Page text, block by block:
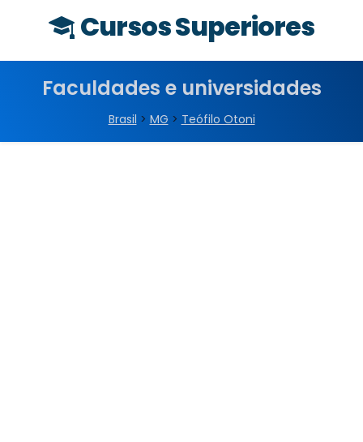
Cursos Superiores
Faculdades e universidades
Brasil > MG > Teófilo Otoni